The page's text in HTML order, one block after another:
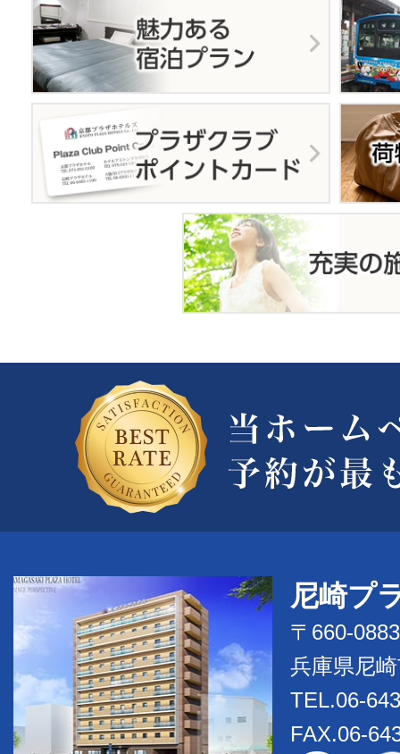
尼崎プ
〒660-0883
兵庫県尼
TEL.06-
FAX.06-